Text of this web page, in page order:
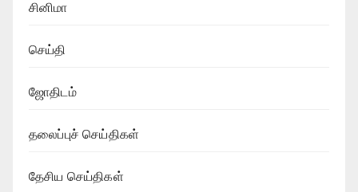
சினிமா
செய்தி
ஜோதிடம்
தலைப்புச் செய்திகள்
தேசிய செய்திகள்